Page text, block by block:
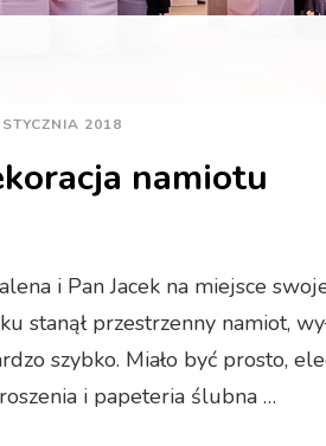
2018
namiotu
i Pan Jacek na miejsce
przestrzenny namiot,
szybko. Miało być prosto,
i papeteria ślubna …